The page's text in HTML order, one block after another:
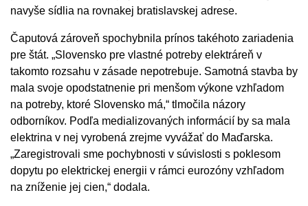
navyše sídlia na rovnakej bratislavskej adrese.
Čaputová zároveň spochybnila prínos takéhoto zariadenia
pre štát. „Slovensko pre vlastné potreby elektráreň v
takomto rozsahu v zásade nepotrebuje. Samotná stavba by
mala svoje opodstatnenie pri menšom výkone vzhľadom
na potreby, ktoré Slovensko má,“ tlmočila názory
odborníkov. Podľa medializovaných informácií by sa mala
elektrina v nej vyrobená zrejme vyvážať do Maďarska.
„Zaregistrovali sme pochybnosti v súvislosti s poklesom
dopytu po elektrickej energii v rámci eurozóny vzhľadom
na zníženie jej cien,“ dodala.